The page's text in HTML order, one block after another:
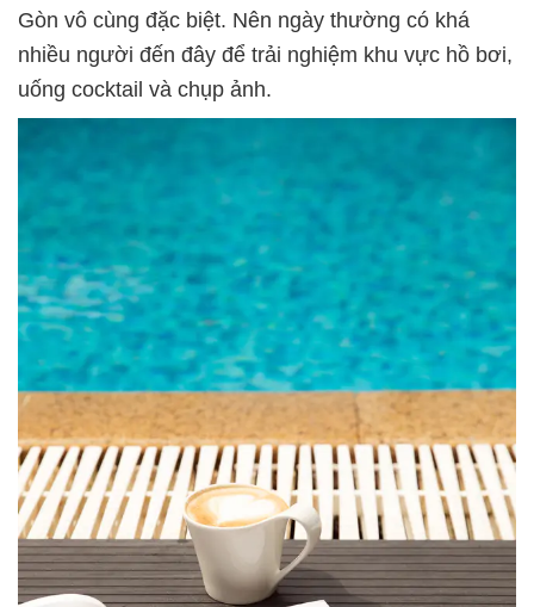
Gòn vô cùng đặc biệt. Nên ngày thường có khá
nhiều người đến đây để trải nghiệm khu vực hồ bơi,
uống cocktail và chụp ảnh.